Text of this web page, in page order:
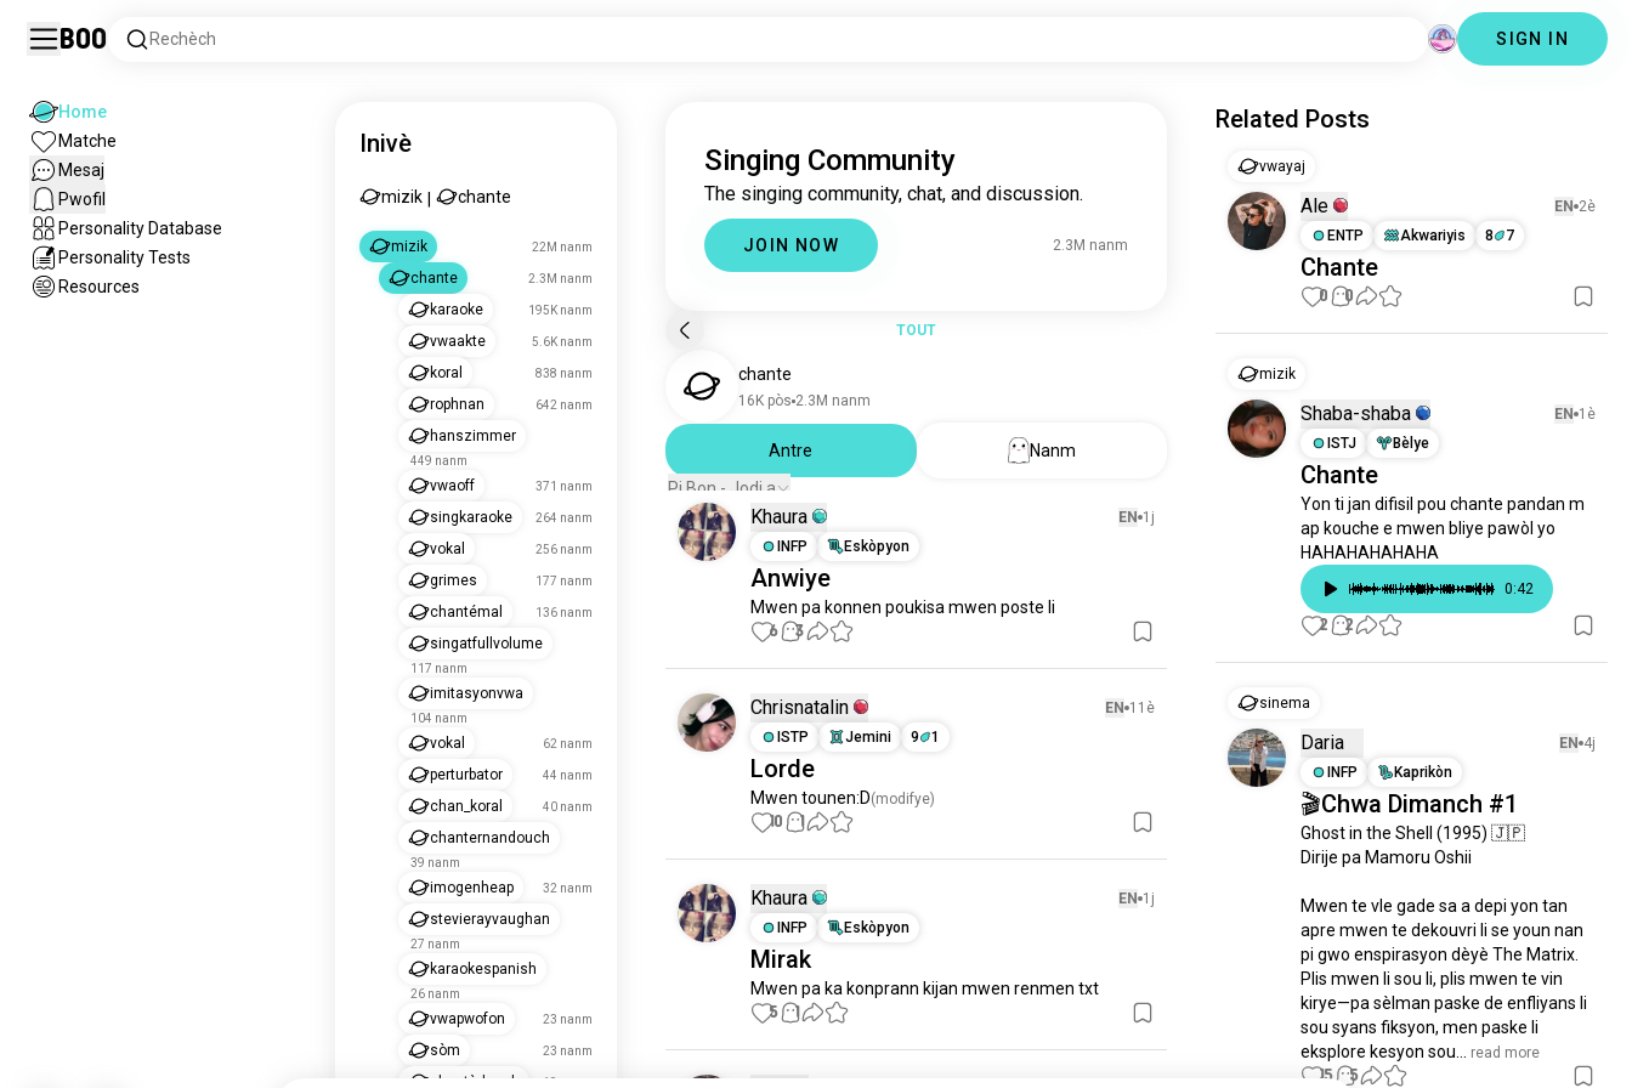
Boo Rechèch SIGN IN
Home
Matche
Mesaj
Pwofil
Personality Database
Personality Tests
Resources
Inivè
mizik chante
mizik 22M nanm
chante 2.3M nanm
karaoke 195K nanm
vwaakte 5.6K nanm
koral 838 nanm
rophnan 642 nanm
hanszimmer
449 nanm
vwaoff 371 nanm
singkaraoke 264 nanm
vokal 256 nanm
grimes 177 nanm
chantémal 136 nanm
singatfullvolume
117 nanm
imitasyonvwa
104 nanm
vokal 62 nanm
perturbator 44 nanm
chan_koral 40 nanm
chanternandouch
39 nanm
imogenheap 32 nanm
stevierayvaughan
27 nanm
karaokespanish
26 nanm
vwapwofon 23 nanm
sòm 23 nanm
chantèdouch 19 nanm
Singing Community
The singing community, chat, and discussion.
JOIN NOW 2.3M nanm
TOUT
chante
16K pòs 2.3M nanm
Antre
Nanm
Pi Bon - Jodi a
Khaura EN 1j
INFP
Eskòpyon
Anwiye
Mwen pa konnen poukisa mwen poste li
6 3
Chrisnatalin EN 11è
ISTP
Jemini 9 1
Lorde
Mwen tounen:D(modifye)
10 1
Khaura EN 1j
INFP
Eskòpyon
Mirak
Mwen pa ka konprann kijan mwen renmen txt
5 1
Related Posts
vwayaj
Ale EN 2è
ENTP
Akwariyis 8 7
Chante
0 0
mizik
Shaba-shaba EN 1è
ISTJ
Bèlye
Chante
Yon ti jan difisil pou chante pandan m
ap kouche e mwen bliye pawòl yo
HAHAHAHAHAHA
0:42
2 2
sinema
Daria EN 4j
INFP
Kaprikòn
🎬Chwa Dimanch #1
Ghost in the Shell (1995) 🇯🇵
Dirije pa Mamoru Oshii
Mwen te vle gade sa a depi yon tan
apre mwen te dekouvri li se youn nan
pi gwo enspirasyon dèyè The Matrix.
Plis mwen li sou li, plis mwen te vin
kirye—pa sèlman paske de enfliyans li
sou syans fiksyon, men paske li
eksplore kesyon sou...
read more
15 5